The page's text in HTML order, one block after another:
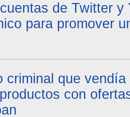
de Twitter y
para promover
criminal que
con